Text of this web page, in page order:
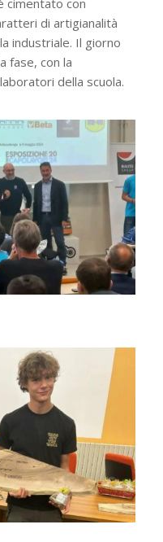
di artigianalità
industriale. Il giorno
fase, con la
della scuola.